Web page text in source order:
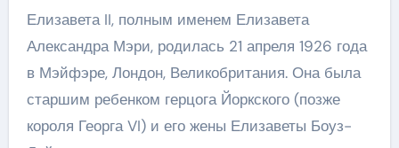
Елизавета II, полным именем Елизавета
Александра Мэри, родилась 21 апреля 1926 года
в Мэйфэре, Лондон, Великобритания. Она была
старшим ребенком герцога Йоркского (позже
короля Георга VI) и его жены Елизаветы Боуз-